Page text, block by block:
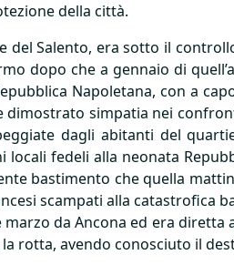
della città.
del Salento, era sotto il
dopo che a gennaio di
Napoletana, con a
dimostrato simpatia nei
dagli abitanti del
fedeli alla neonata
bastimento che quella
scampati alla catastrofica
marzo da Ancona ed era
rotta, avendo conosciuto il